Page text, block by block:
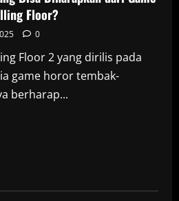
Floor?
0
Floor 2 yang dirilis pada
game horor tembak-
berharap...